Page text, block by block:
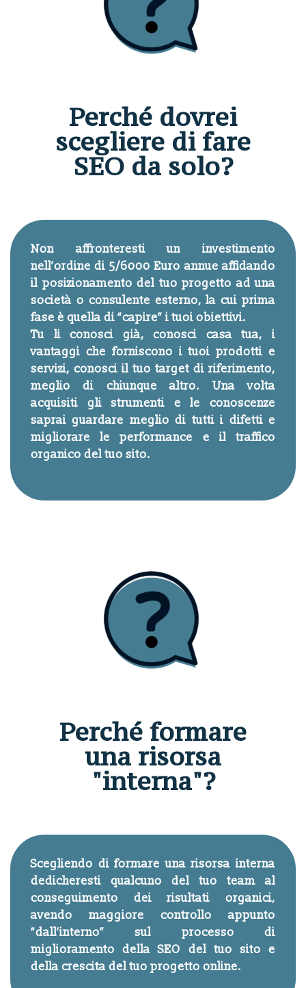
Perché dovrei
scegliere di fare
SEO da solo?
Non affronteresti un investimento
nell’ordine di 5/6000 Euro annue affidando
il posizionamento del tuo progetto ad una
società o consulente esterno, la cui prima
fase è quella di “capire” i tuoi obiettivi.
Tu li conosci già, conosci casa tua, i
vantaggi che forniscono i tuoi prodotti e
servizi, conosci il tuo target di riferimento,
meglio di chiunque altro. Una volta
acquisiti gli strumenti e le conoscenze
saprai guardare meglio di tutti i difetti e
migliorare le performance e il traffico
organico del tuo sito.
Perché formare
una risorsa
"interna"?
Scegliendo di formare una risorsa interna
dedicheresti qualcuno del tuo team al
conseguimento dei risultati organici,
avendo maggiore controllo appunto
“dall’interno” sul processo di
miglioramento della SEO del tuo sito e
della crescita del tuo progetto online.